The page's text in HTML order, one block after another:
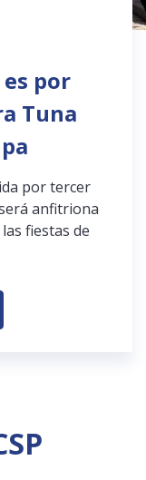
por
Tuna
por tercer
anfitriona
fiestas de